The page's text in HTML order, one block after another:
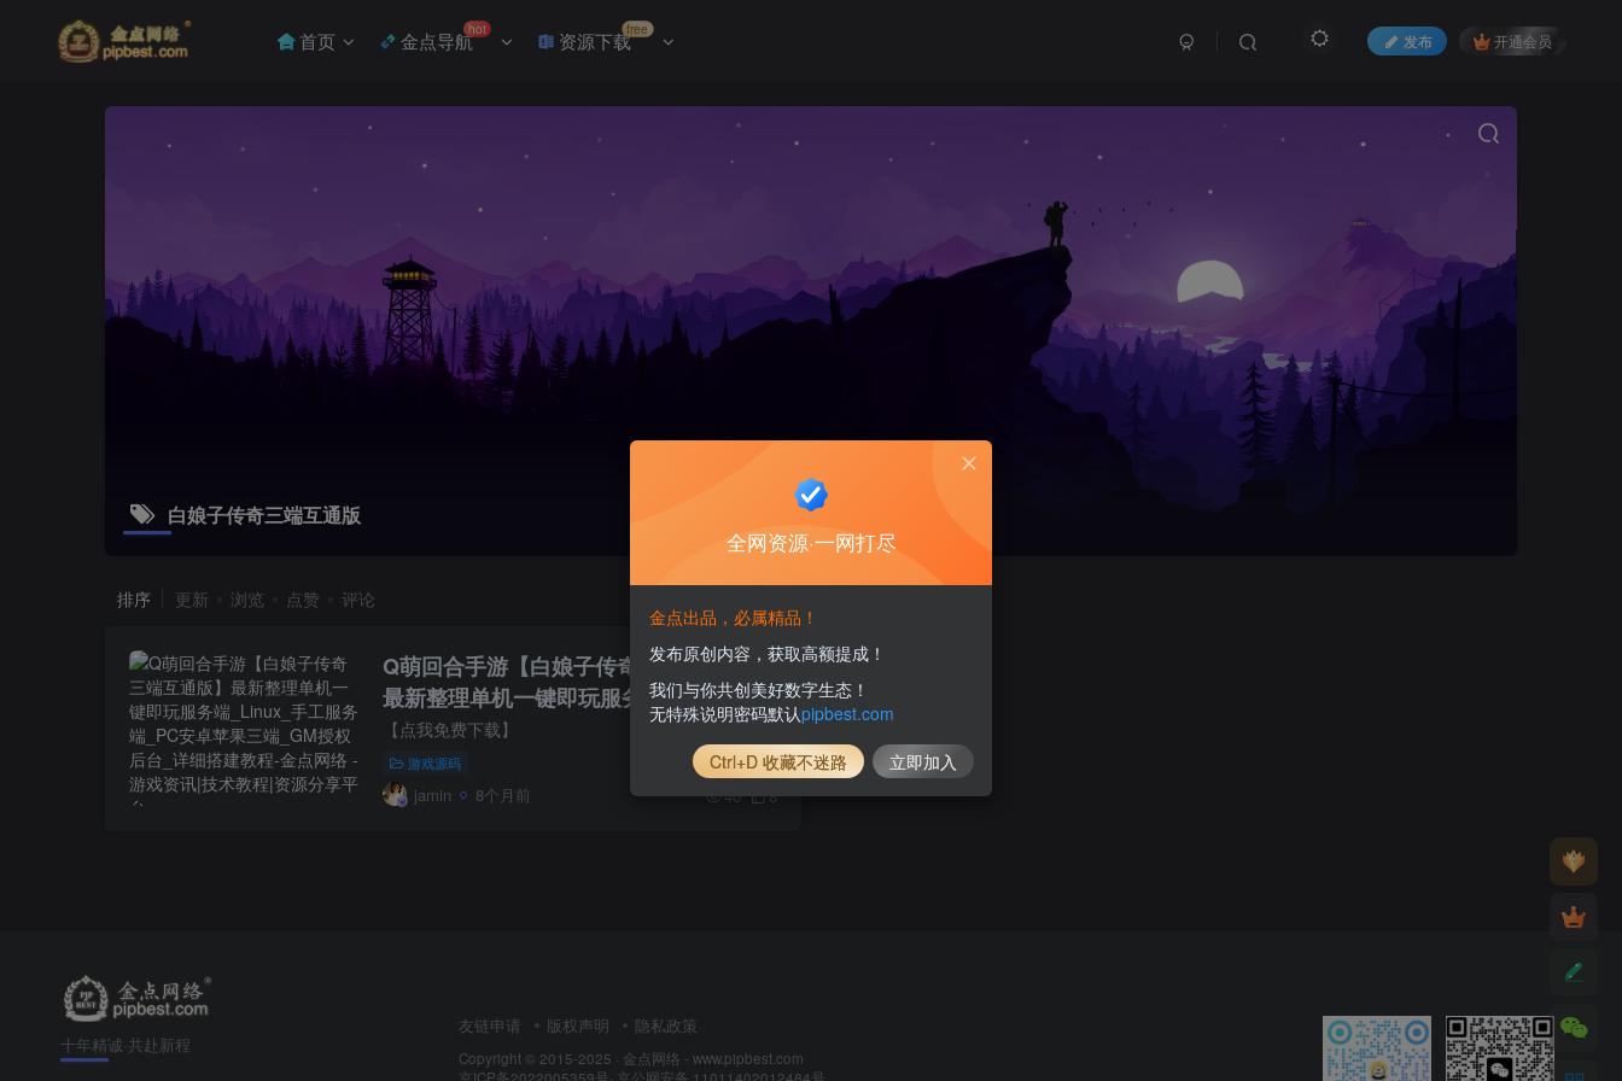
首页 金点导航hot 资源下载free
发布 开通会员
白娘子传奇三端互通版
排序 更新 浏览 点赞 评论
Q萌回合手游【白娘子传奇三端互通版】
最新整理单机一键即玩服务端_Linux_手
工服务端_PC安卓苹果三端_GM授权后台
_详细搭建教程
【点我免费下载】
游戏源码
jamin 8个月前 40 8
十年精诚·共赴新程
友链申请 版权声明 隐私政策
Copyright © 2015-2025 · 金点网络 - www.pipbest.com
京ICP备2022005359号· 京公网安备 11011402012484号
全网资源·一网打尽
金点出品，必属精品！
发布原创内容，获取高额提成！
我们与你共创美好数字生态！
无特殊说明密码默认pipbest.com
Ctrl+D 收藏不迷路 立即加入